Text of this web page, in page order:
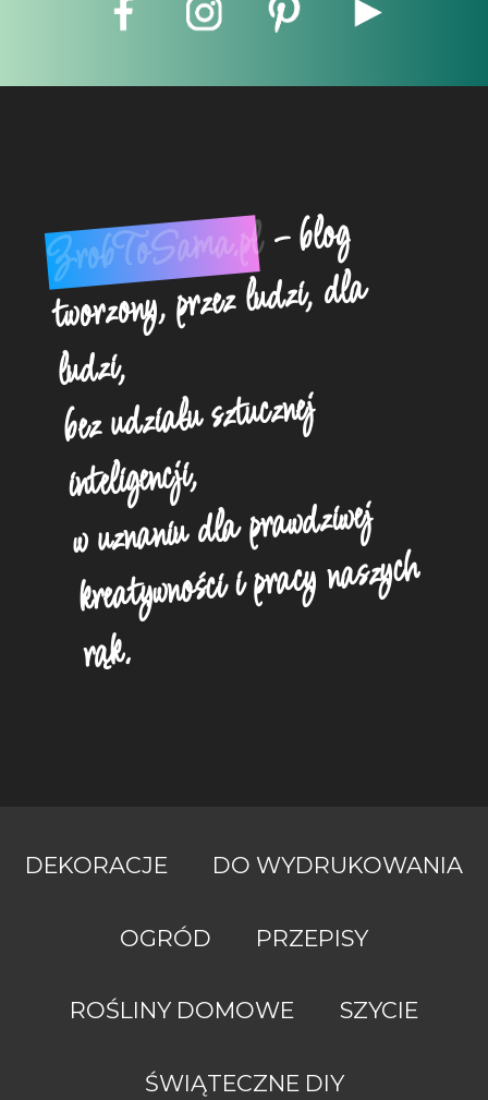
ZrobToSama.pl- blog
tworzony, przez ludzi, dla
ludzi,
bez udziału sztucznej
inteligencji,
w uznaniu dla prawdziwej
kreatywności i pracy naszych
rąk.
DEKORACJE DO WYDRUKOWANIA
OGRÓD PRZEPISY
ROŚLINY DOMOWE SZYCIE
ŚWIĄTECZNE DIY